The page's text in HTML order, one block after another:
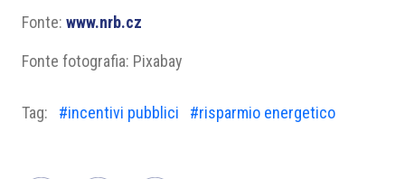
Fonte: www.nrb.cz
Fonte fotografia: Pixabay
Tag: #incentivi pubblici #risparmio energetico